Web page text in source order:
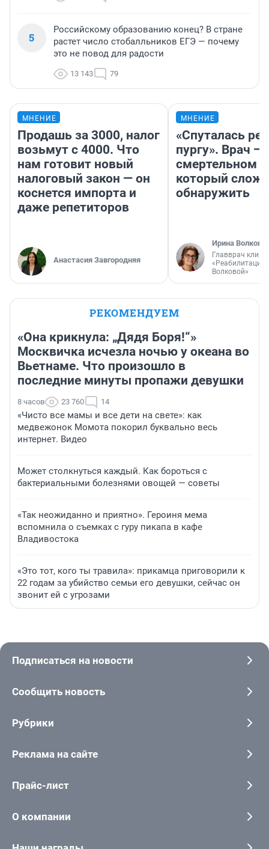
5
Российскому образованию конец? В стране
растет число стобалльников ЕГЭ — почему
это не повод для радости
13 143 79
МНЕНИЕ
Продашь за 3000, налог
возьмут с 4000. Что
нам готовит новый
налоговый закон — он
коснется импорта и
даже репетиторов
Анастасия Завгородняя
МНЕНИЕ
«Спуталась
пургу». Врач —
смертельном
который
обнаружить
Ирина Волкова
Главврач
«Реабилитация
Волковой»
РЕКОМЕНДУЕМ
«Она крикнула: „Дядя Боря!“»
Москвичка исчезла ночью у океана во
Вьетнаме. Что произошло в
последние минуты пропажи девушки
8 часов 23 760 14
«Чисто все мамы и все дети на свете»: как
медвежонок Момота покорил буквально весь
интернет. Видео
Может столкнуться каждый. Как бороться с
бактериальными болезнями овощей — советы
«Так неожиданно и приятно». Героиня мема
вспомнила о съемках с гуру пикапа в кафе
Владивостока
«Это тот, кого ты травила»: прикамца приговорили к
22 годам за убийство семьи его девушки, сейчас он
звонит ей с угрозами
Подписаться на новости
Сообщить новость
Рубрики
Реклама на сайте
Прайс-лист
О компании